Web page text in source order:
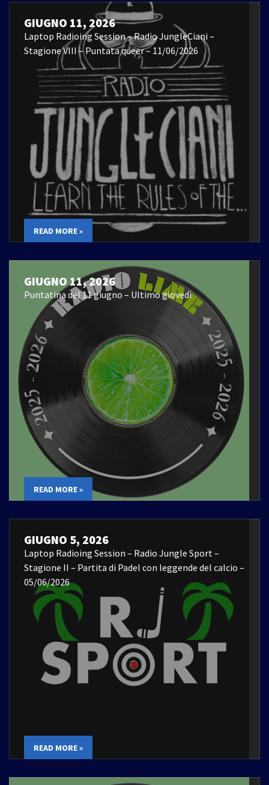
GIUGNO 11, 2026
Laptop Radioing Session – Radio JungleCiani –
Stagione VIII – Puntata queer – 11/06/2026
READ MORE »
GIUGNO 11, 2026
Puntatina del 11 giugno – Ultimo giovedì
READ MORE »
GIUGNO 5, 2026
Laptop Radioing Session – Radio Jungle Sport –
Stagione II – Partita di Padel con leggende del calcio –
05/06/2026
READ MORE »